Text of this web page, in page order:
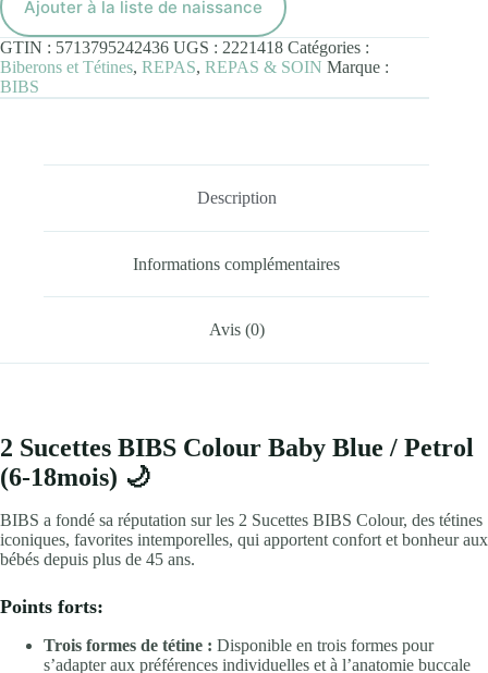
Colour
Symetric
Baby
Blue
/
Ajouter à la liste de naissance
GTIN : 5713795242436 UGS : 2221418 Catégories :
Biberons et Tétines, REPAS, REPAS & SOIN Marque :
BIBS
Description
Informations complémentaires
Avis (0)
2 Sucettes BIBS Colour Baby Blue / Petrol
(6-18mois) 🌙
BIBS a fondé sa réputation sur les 2 Sucettes BIBS Colour, des tétines
iconiques, favorites intemporelles, qui apportent confort et bonheur aux
bébés depuis plus de 45 ans.
Points forts:
Trois formes de tétine : Disponible en trois formes pour
s’adapter aux préférences individuelles et à l’anatomie buccale